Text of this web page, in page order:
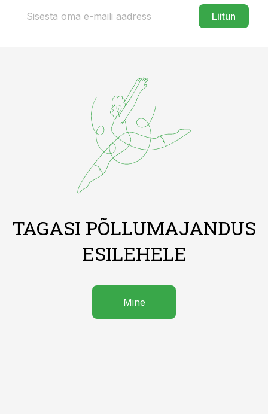
Liitun
TAGASI PÕLLUMAJANDUS
ESILEHELE
Mine